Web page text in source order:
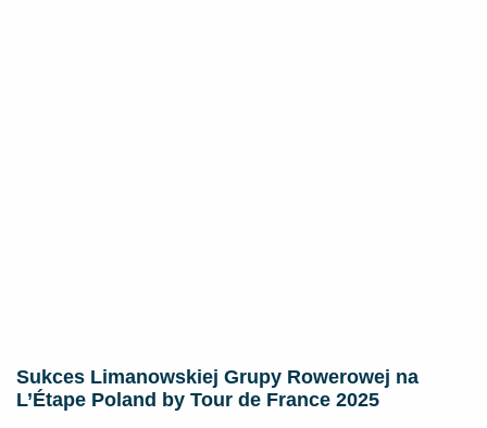
Sukces Limanowskiej Grupy Rowerowej na
L’Étape Poland by Tour de France 2025